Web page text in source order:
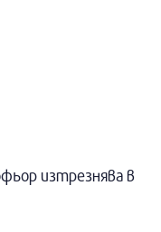
изтрезнява в